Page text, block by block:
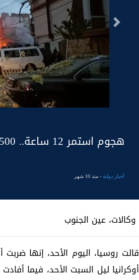
السابق
هجوم استمر 12 ساعة.. 500 مسيرة و40 صاروخا روسيا على أوكرانيا
أخبار دولية- منذ 10 شهر
وكالات، عين الجنوب
قالت روسيا، اليوم الأحد، إنها